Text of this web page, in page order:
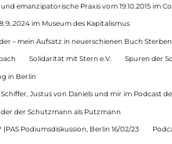
emanzipatorische Praxis vom 19.10.2015 im
im Museum des Kapitalismus
– mein Aufsatz in neuerschienen Buch
Solidarität mit Stern e.V. Spuren der
in Berlin
Justus von Daniels und mir im Podcast
der Schutzmann als Putzmann
Podiumsdiskussion, Berlin 16/02/23